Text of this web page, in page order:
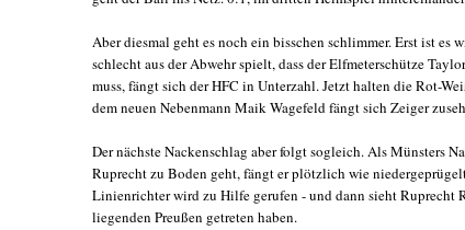
Aber diesmal geht es noch ein bisschen schlimmer. Erst ist es
schlecht aus der Abwehr spielt, dass der Elfmeterschütze
muss, fängt sich der HFC in Unterzahl. Jetzt halten die Rot-
dem neuen Nebenmann Maik Wagefeld fängt sich Zeiger
Der nächste Nackenschlag aber folgt sogleich. Als Münsters
Ruprecht zu Boden geht, fängt er plötzlich wie
Linienrichter wird zu Hilfe gerufen - und dann sieht Ruprecht
liegenden Preußen getreten haben.